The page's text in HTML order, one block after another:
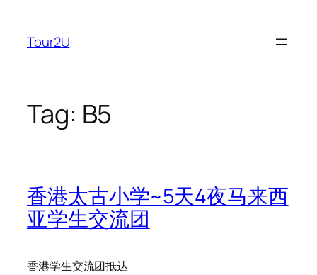
content
Tour2U
Tag: B5
香港太古小学~5天4夜马来西
亚学生交流团
香港学生交流团抵达